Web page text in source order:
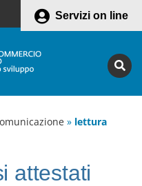
Servizi on line
» lettura
attestati